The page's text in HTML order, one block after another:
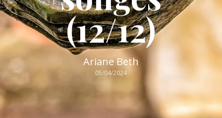
(12/12)
Ariane Beth
05/04/2024